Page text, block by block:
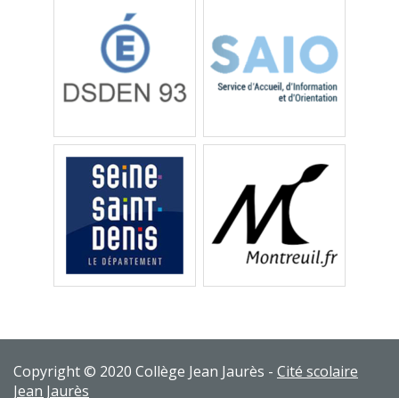
Copyright © 2020 Collège Jean Jaurès - Cité scolaire
Jean Jaurès